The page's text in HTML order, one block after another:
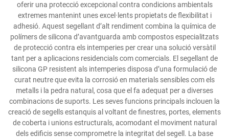
oferir una protecció excepcional contra condicions ambientals
extremes mantenint unes excel·lents propietats de flexibilitat i
adhesió. Aquest segellant d’alt rendiment combina la química de
polímers de silicona d’avantguarda amb compostos especialitzats
de protecció contra els intemperies per crear una solució versàtil
tant per a aplicacions residencials com comercials. El segellant de
silicona GP resistent als intemperies disposa d’una formulació de
curat neutre que evita la corrosió en materials sensibles com els
metalls i la pedra natural, cosa que el fa adequat per a diverses
combinacions de suports. Les seves funcions principals inclouen la
creació de segells estanquis al voltant de finestres, portes, elements
de coberta i unions estructurals, acomodant el moviment natural
dels edificis sense comprometre la integritat del segell. La base